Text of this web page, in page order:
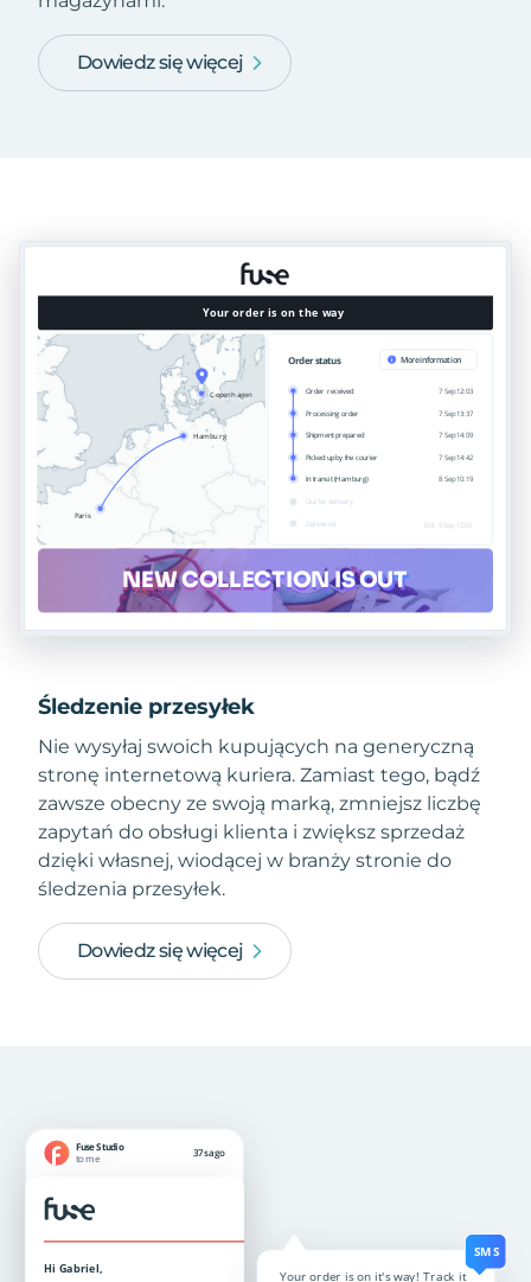
Dowiedz się więcej
Śledzenie przesyłek
Nie wysyłaj swoich kupujących na generyczną
stronę internetową kuriera. Zamiast tego, bądź
zawsze obecny ze swoją marką, zmniejsz liczbę
zapytań do obsługi klienta i zwiększ sprzedaż
dzięki własnej, wiodącej w branży stronie do
śledzenia przesyłek.
Dowiedz się więcej